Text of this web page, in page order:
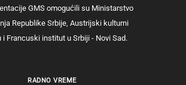
GMS omogućili su Ministarstvo
Republike Srbije, Austrijski kulturni
i Francuski institut u Srbiji - Novi Sad.
RADNO VREME